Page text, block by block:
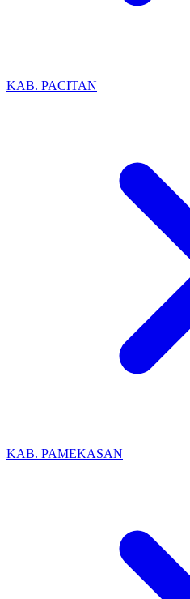
KAB. PACITAN
KAB. PAMEKASAN